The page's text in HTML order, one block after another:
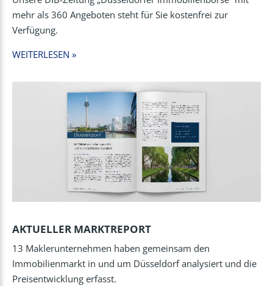
mehr als 360 Angeboten steht für Sie kostenfrei zur
Verfügung.
WEITERLESEN »
AKTUELLER MARKTREPORT
13 Maklerunternehmen haben gemeinsam den
Immobilienmarkt in und um Düsseldorf analysiert und die
Preisentwicklung erfasst.